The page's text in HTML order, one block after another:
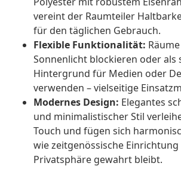
vereint der Raumteiler
für den täglichen Gebrauch.
Flexible Funktionalität:
Sonnenlicht blockieren oder als
Hintergrund für Medien oder
verwenden – vielseitige
Modernes Design: Elegantes
und minimalistischer Stil
Touch und fügen sich
wie zeitgenössische
Privatsphäre gewahrt bleibt.